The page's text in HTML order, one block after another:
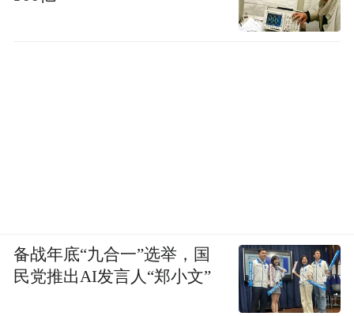
备战年底“九合一”选举，国
民党推出AI发言人“郑小文”